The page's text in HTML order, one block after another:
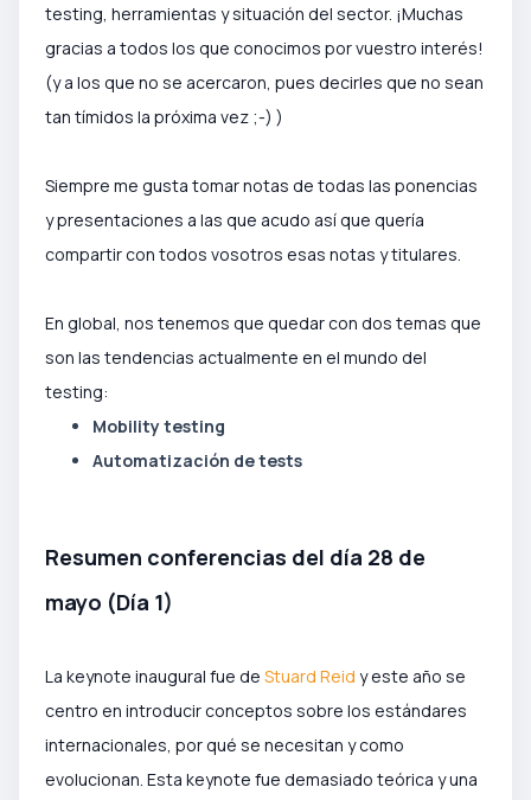
testing, herramientas y situación del sector. ¡Muchas
gracias a todos los que conocimos por vuestro interés!
(y a los que no se acercaron, pues decirles que no sean
tan tímidos la próxima vez ;-) )
Siempre me gusta tomar notas de todas las ponencias
y presentaciones a las que acudo así que quería
compartir con todos vosotros esas notas y titulares.
En global, nos tenemos que quedar con dos temas que
son las tendencias actualmente en el mundo del
testing:
Mobility testing
Automatización de tests
Resumen conferencias del día 28 de
mayo (Día 1)
La keynote inaugural fue de Stuard Reid y este año se
centro en introducir conceptos sobre los estándares
internacionales, por qué se necesitan y como
evolucionan. Esta keynote fue demasiado teórica y una